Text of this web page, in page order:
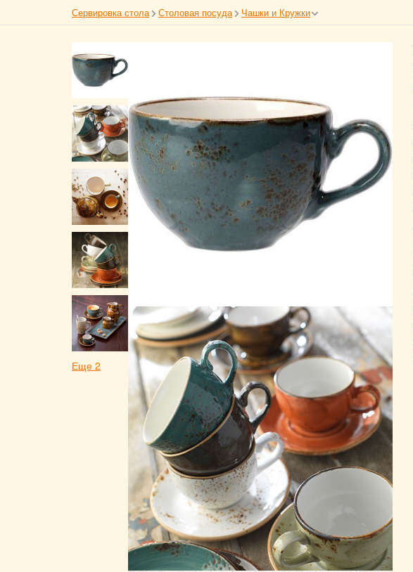
Сервировка стола Столовая посуда Чашки и Кружки
Еще 2